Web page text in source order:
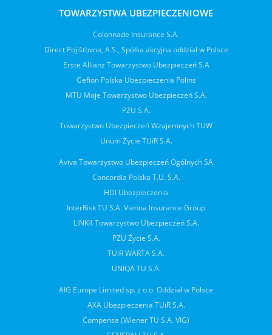
TOWARZYSTWA UBEZPIECZENIOWE
Colonnade Insurance S.A.
Direct Pojišťovna, A.S., Spółka akcyjna oddział w Polsce
Erste Allianz Towarzystwo Ubezpieczeń S.A
Gefion Polska Ubezpieczenia Polins
MTU Moje Towarzystwo Ubezpieczeń S.A.
PZU S.A.
Towarzystwo Ubezpieczeń Wzajemnych TUW
Unum Życie TUiR S.A.
Aviva Towarzystwo Ubezpieczeń Ogólnych SA
Concordia Polska T.U. S.A.
HDI Ubezpieczenia
InterRisk TU S.A. Vienna Insurance Group
LINK4 Towarzystwo Ubezpieczeń S.A.
PZU Życie S.A.
TUiR WARTA S.A.
UNIQA TU S.A.
AIG Europe Limited sp. z o.o. Oddział w Polsce
AXA Ubezpieczenia TUiR S.A.
Compensa (Wiener TU S.A. VIG)